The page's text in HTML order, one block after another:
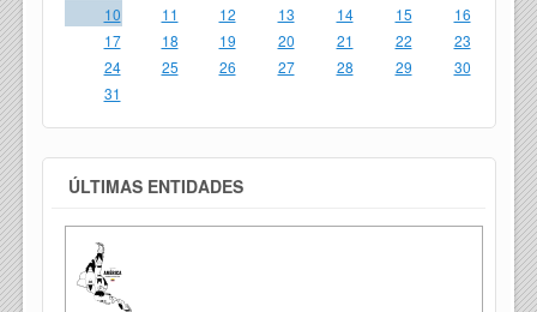
10
11 12 13 14 15
16
17
18 19 20 21 22
23
24
25 26 27 28 29
30
31
ÚLTIMAS ENTIDADES